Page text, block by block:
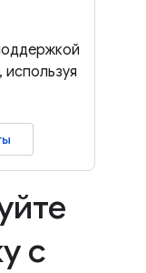
используя
с